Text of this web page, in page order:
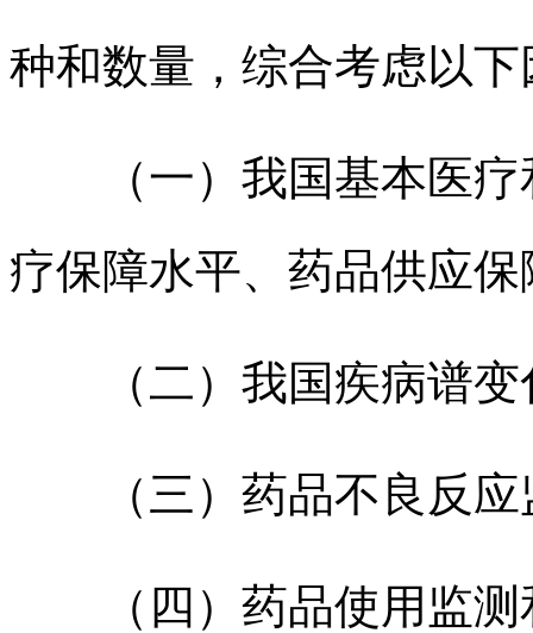
种和数量，综合考虑以
（一）我国基本医
疗保障水平、药品供应
（二）我国疾病谱
（三）药品不良反
（四）药品使用监